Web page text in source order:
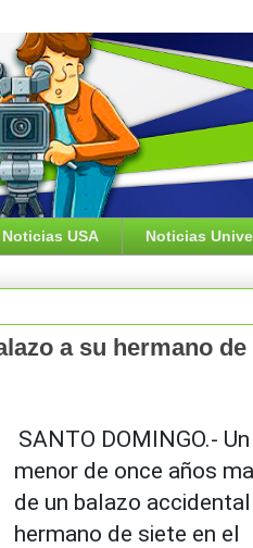
Noticias USA Noticias
a su hermano de
SANTO DOMINGO.- Un
menor de once años
de un balazo accidental
hermano de siete en el